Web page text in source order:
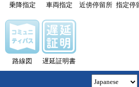
乗降指定 車両指定 近傍停留所 指定停
路線図 遅延証明書